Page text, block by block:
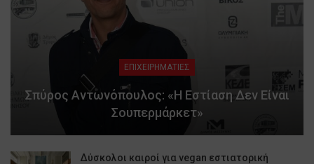
ΕΠΙΧΕΙΡΗΜΑΤΙΕΣ
Σπύρος Αντωνόπουλος: «Η Εστίαση Δεν Είναι
Σουπερμάρκετ»
Δύσκολοι καιροί για vegan εστιατορική